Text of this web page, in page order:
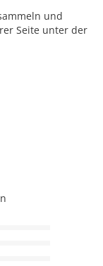
und
Seite unter der